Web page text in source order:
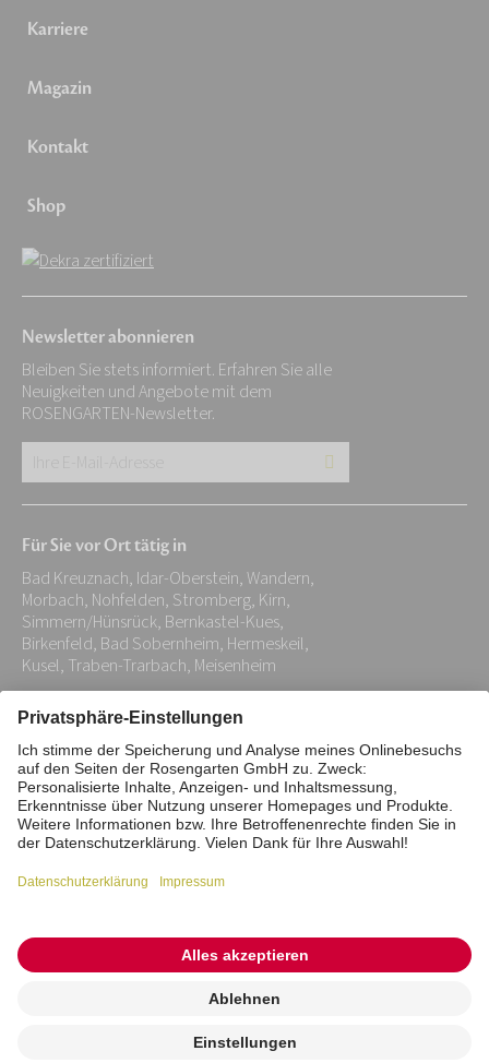
Karriere
Magazin
Kontakt
Shop
Newsletter abonnieren
Bleiben Sie stets informiert. Erfahren Sie alle
Neuigkeiten und Angebote mit dem
ROSENGARTEN-Newsletter.
E-
Adresse:
*
Für Sie vor Ort tätig in
Bad Kreuznach, Idar-Oberstein, Wandern,
Morbach, Nohfelden, Stromberg, Kirn,
Simmern/Hünsrück, Bernkastel-Kues,
Birkenfeld, Bad Sobernheim, Hermeskeil,
Kusel, Traben-Trarbach, Meisenheim
Impressum Datenschutz
Stiftung
Interne Meldestelle
Zahlungsmittel
Barrierefreiheitserklärung
Vertrag widerrufen
© 2026 ROSENGARTEN-Tierbestattung